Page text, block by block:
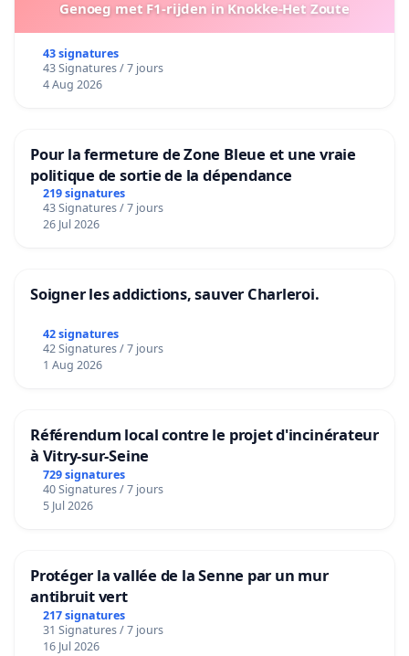
Genoeg met F1-rijden in Knokke-Het Zoute
43 signatures
43 Signatures / 7 jours
4 Aug 2026
Pour la fermeture de Zone Bleue et une vraie
politique de sortie de la dépendance
219 signatures
43 Signatures / 7 jours
26 Jul 2026
Soigner les addictions, sauver Charleroi.
42 signatures
42 Signatures / 7 jours
1 Aug 2026
Référendum local contre le projet d'incinérateur
à Vitry-sur-Seine
729 signatures
40 Signatures / 7 jours
5 Jul 2026
Protéger la vallée de la Senne par un mur
antibruit vert
217 signatures
31 Signatures / 7 jours
16 Jul 2026